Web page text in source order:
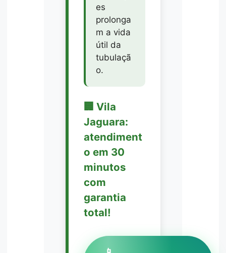
es
prolonga
m a vida
útil da
tubulaçã
o.
🏢 Vila
Jaguara:
atendiment
o em 30
minutos
com
garantia
total!